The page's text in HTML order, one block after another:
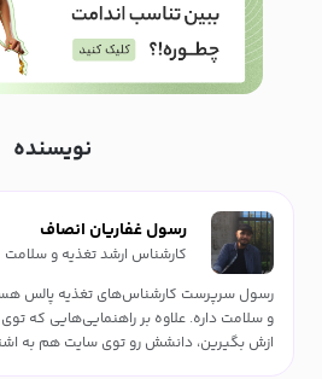
نویسنده
رسول غفاریان انصاف
کارشناس ارشد تغذیه و سلامت
رسول سرپرست کارشناس‌های تغذیه پالس
و سلامت داره. علاوه بر راهنمایی‌هایی که
ازش بگیرین، دانشش رو توی سایت هم به